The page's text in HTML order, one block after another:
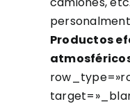
Productos